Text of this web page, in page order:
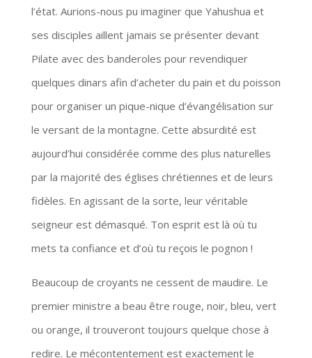
l’état. Aurions-nous pu imaginer que Yahushua et
ses disciples aillent jamais se présenter devant
Pilate avec des banderoles pour revendiquer
quelques dinars afin d’acheter du pain et du poisson
pour organiser un pique-nique d’évangélisation sur
le versant de la montagne. Cette absurdité est
aujourd’hui considérée comme des plus naturelles
par la majorité des églises chrétiennes et de leurs
fidèles. En agissant de la sorte, leur véritable
seigneur est démasqué. Ton esprit est là où tu
mets ta confiance et d’où tu reçois le pognon !
Beaucoup de croyants ne cessent de maudire. Le
premier ministre a beau être rouge, noir, bleu, vert
ou orange, il trouveront toujours quelque chose à
redire. Le mécontentement est exactement le